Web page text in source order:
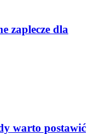
zaplecze dla
warto postawić